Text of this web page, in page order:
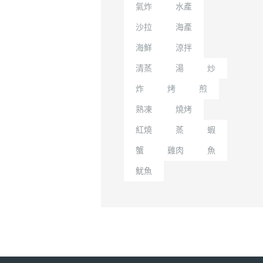
氣炸 水產
沙拉 海產
海鮮 涼拌
清蒸 湯 炒
炸 烤 煎
熟凍 燒烤
紅燒 蒸 蝦
蟹 雞肉 魚
魷魚